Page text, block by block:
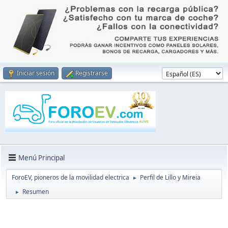
Iniciar sesión Registrarse
Menú Principal
ForoEV, pioneros de la movilidad electrica ► Perfil de Lillo y Mireia
► Resumen